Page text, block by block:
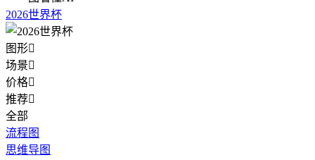
2026世界杯
图形
场景
价格
推荐
全部
流程图
思维导图